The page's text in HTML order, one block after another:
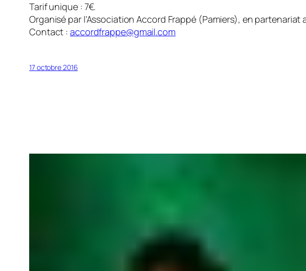
Tarif unique : 7€.
Organisé par l’Association Accord Frappé (Pamiers), en
Contact :accordfrappe@gmail.com
17 octobre 2016